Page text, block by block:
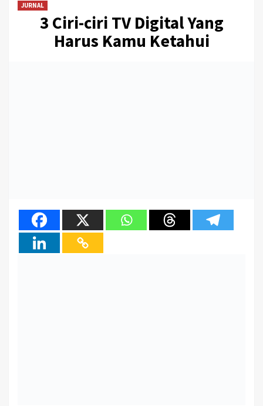
JURNAL
3 Ciri-ciri TV Digital Yang
Harus Kamu Ketahui